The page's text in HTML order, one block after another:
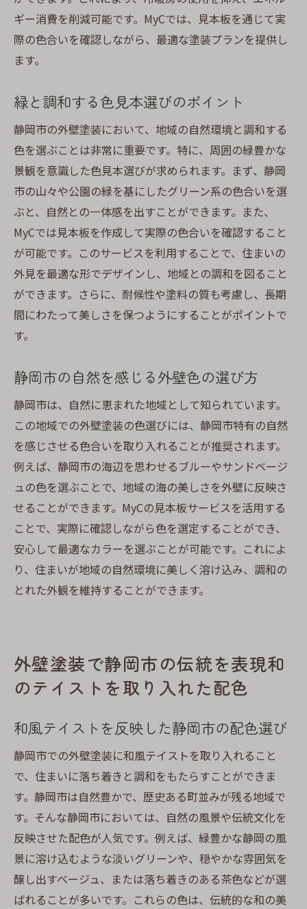
ギー消費を削減可能です。MyCでは、見本板を通じて実
際の色合いを確認しながら、最適な塗装プランを提供し
ます。
緑と調和する色見本選びのポイント
静岡市の外壁塗装において、地域の自然環境と調和する
色を選ぶことは非常に重要です。特に、周囲の緑豊かな
景観を意識した色見本選びが求められます。まず、静岡
市の山々や公園の緑を基にしたグリーン系の色合いを選
ぶと、自然との一体感を出すことができます。また、
MyCでは見本板を作成して実際の色合いを確認すること
が可能です。このサービスを利用することで、住まいの
外見を最適な形でデザインし、地域との調和を図ること
ができます。さらに、耐候性や塗料の質も考慮し、長期
間にわたって美しさを保つようにすることがポイントで
す。
静岡市の自然を感じる外壁色の選び方
静岡市は、自然に恵まれた地域として知られています。
この地域での外壁塗装の色選びには、静岡市特有の自然
を感じさせる色合いを取り入れることが推奨されます。
例えば、静岡市の海辺を思わせるブルーやサンドベージ
ュの色を選ぶことで、地域の海の美しさを外壁に反映さ
せることができます。MyCの見本板サービスを活用する
ことで、実際に確認しながら色を選定することができ、
安心して最適なカラーを選ぶことが可能です。これによ
り、住まいが地域の自然環境に美しく溶け込み、調和の
とれた外観を維持することができます。
外壁塗装で静岡市の伝統を表現和
のテイストを取り入れた配色
和風テイストを反映した静岡市の配色選び
静岡市での外壁塗装に和風テイストを取り入れること
で、住まいに落ち着きと調和をもたらすことができま
す。静岡市は自然豊かで、歴史ある町並みが残る地域で
す。そんな静岡市においては、自然の風景や伝統文化を
反映させた配色が人気です。例えば、緑豊かな静岡の風
景に溶け込むような淡いグリーンや、穏やかな雰囲気を
醸し出すベージュ、または落ち着きのある茶色などが選
ばれることが多いです。これらの色は、伝統的な和の美